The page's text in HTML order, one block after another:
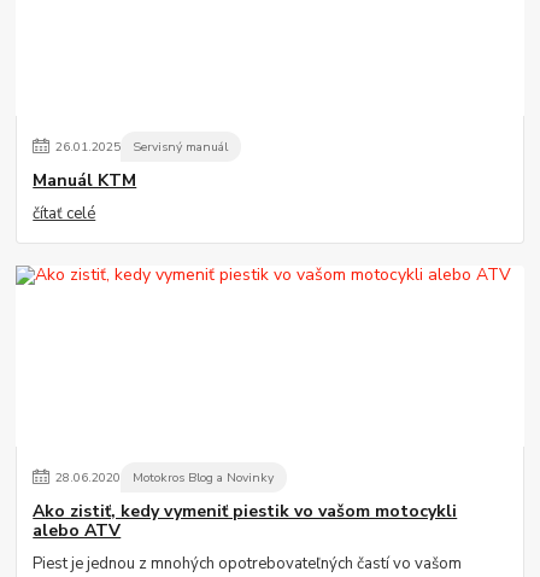
26.01.2025 Servisný manuál
Manuál KTM
čítať celé
28.06.2020 Motokros Blog a Novinky
Ako zistiť, kedy vymeniť piestik vo vašom motocykli
alebo ATV
Piest je jednou z mnohých opotrebovateľných častí vo vašom